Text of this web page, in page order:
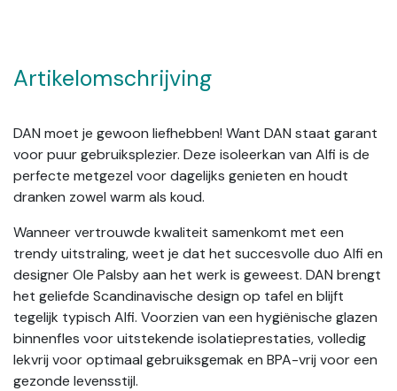
Artikelomschrijving
DAN moet je gewoon liefhebben! Want DAN staat garant
voor puur gebruiksplezier. Deze isoleerkan van Alfi is de
perfecte metgezel voor dagelijks genieten en houdt
dranken zowel warm als koud.
Wanneer vertrouwde kwaliteit samenkomt met een
trendy uitstraling, weet je dat het succesvolle duo Alfi en
designer Ole Palsby aan het werk is geweest. DAN brengt
het geliefde Scandinavische design op tafel en blijft
tegelijk typisch Alfi. Voorzien van een hygiënische glazen
binnenfles voor uitstekende isolatieprestaties, volledig
lekvrij voor optimaal gebruiksgemak en BPA-vrij voor een
gezonde levensstijl.